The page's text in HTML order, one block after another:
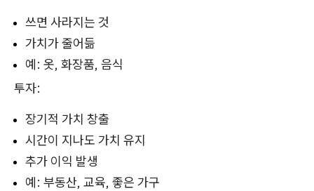
쓰면 사라지는 것
가치가 줄어듦
예: 옷, 화장품, 음식
투자:
장기적 가치 창출
시간이 지나도 가치 유지
추가 이익 발생
예: 부동산, 교육, 좋은 가구